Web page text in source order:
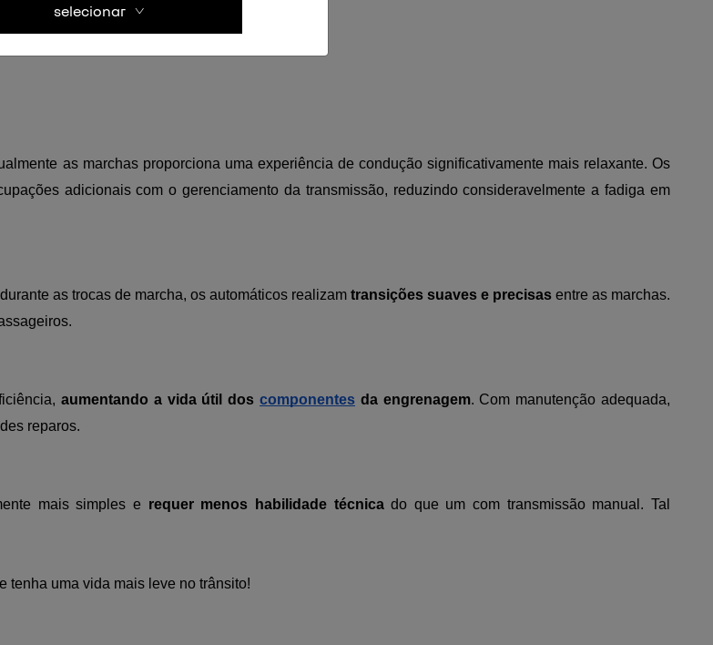
as marchas proporciona uma experiência de condução significativamente mais relaxante. Os
adicionais com o gerenciamento da transmissão, reduzindo consideravelmente a fadiga em
as trocas de marcha, os automáticos realizam transições suaves e precisas entre as marchas.
aumentando a vida útil dos componentes da engrenagem. Com manutenção adequada,
reparos.
mais simples e requer menos habilidade técnicado que um com transmissão manual. Tal
tenha uma vida mais leve no trânsito!
selecionar